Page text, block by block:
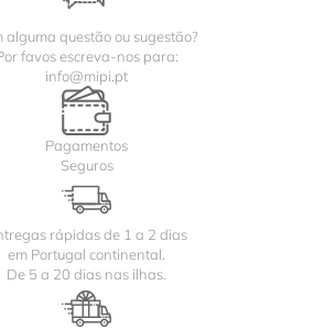
alguma questão ou sugestão?
favos escreva-nos para:
info@mipi.pt
Pagamentos
Seguros
rápidas de 1 a 2 dias
em Portugal continental.
De 5 a 20 dias nas ilhas.